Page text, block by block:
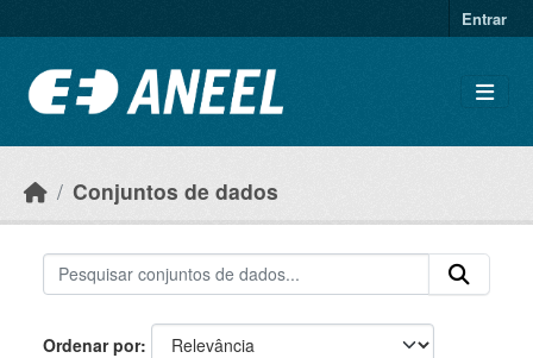
Entrar
Conjuntos de dados
Ordenar por